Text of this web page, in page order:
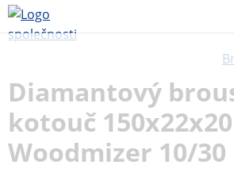
Diamantový
kotouč
Woodmizer 10/30